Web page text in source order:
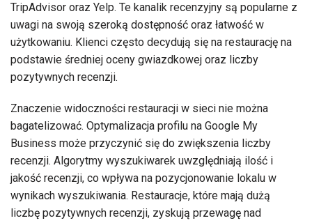
TripAdvisor oraz Yelp. Te kanalik recenzyjny są popularne z
uwagi na swoją szeroką dostępność oraz łatwość w
użytkowaniu. Klienci często decydują się na restaurację na
podstawie średniej oceny gwiazdkowej oraz liczby
pozytywnych recenzji.
Znaczenie widoczności restauracji w sieci nie można
bagatelizować. Optymalizacja profilu na Google My
Business może przyczynić się do zwiększenia liczby
recenzji. Algorytmy wyszukiwarek uwzględniają ilość i
jakość recenzji, co wpływa na pozycjonowanie lokalu w
wynikach wyszukiwania. Restauracje, które mają dużą
liczbę pozytywnych recenzji, zyskują przewagę nad